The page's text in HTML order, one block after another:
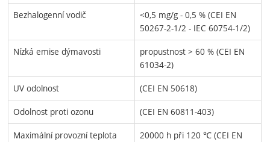
Bezhalogenní vodič
<0,5 mg/g - 0,5 % (CEI EN
50267-2-1/2 - IEC 60754-1/2)
Nízká emise dýmavosti
propustnost > 60 % (CEI EN
61034-2)
UV odolnost (CEI EN 50618)
Odolnost proti ozonu (CEI EN 60811-403)
Maximální provozní teplota
20000 h při 120 ℃ (CEI EN